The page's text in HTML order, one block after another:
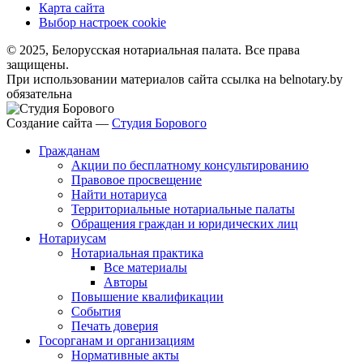
Карта сайта
Выбор настроек cookie
© 2025, Белорусская нотариальная палата. Все права
защищены.
При использовании материалов сайта ссылка на belnotary.by
обязательна
Создание сайта — Студия Борового
Гражданам
Акции по бесплатному консультированию
Правовое просвещение
Найти нотариуса
Территориальные нотариальные палаты
Обращения граждан и юридических лиц
Нотариусам
Нотариальная практика
Все материалы
Авторы
Повышение квалификации
События
Печать доверия
Госорганам и организациям
Нормативные акты